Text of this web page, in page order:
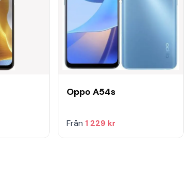
Oppo A54s
Från 1 229 kr